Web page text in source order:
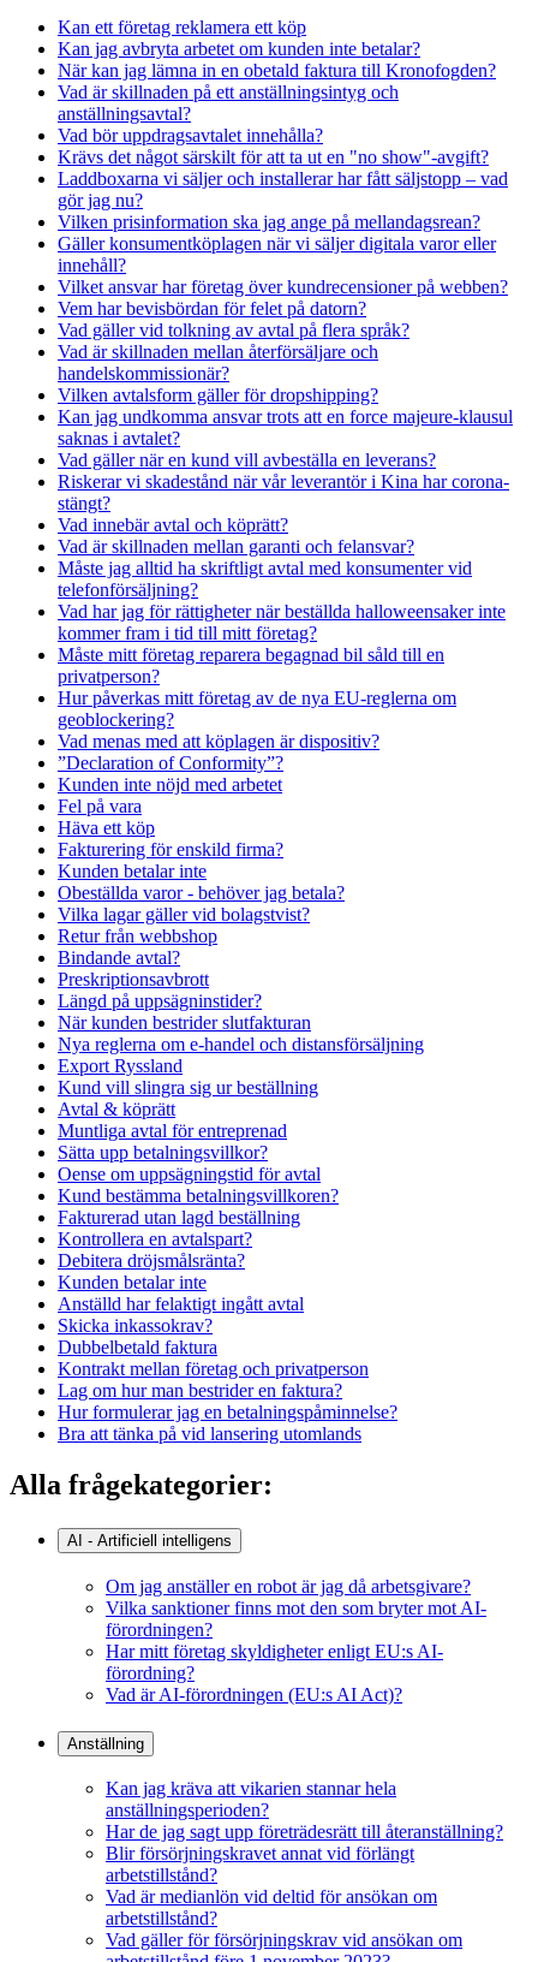
Kan ett företag reklamera ett köp
Kan jag avbryta arbetet om kunden inte betalar?
När kan jag lämna in en obetald faktura till Kronofogden?
Vad är skillnaden på ett anställningsintyg och
anställningsavtal?
Vad bör uppdragsavtalet innehålla?
Krävs det något särskilt för att ta ut en "no show"-avgift?
Laddboxarna vi säljer och installerar har fått säljstopp – vad
gör jag nu?
Vilken prisinformation ska jag ange på mellandagsrean?
Gäller konsumentköplagen när vi säljer digitala varor eller
innehåll?
Vilket ansvar har företag över kundrecensioner på webben?
Vem har bevisbördan för felet på datorn?
Vad gäller vid tolkning av avtal på flera språk?
Vad är skillnaden mellan återförsäljare och
handelskommissionär?
Vilken avtalsform gäller för dropshipping?
Kan jag undkomma ansvar trots att en force majeure-klausul
saknas i avtalet?
Vad gäller när en kund vill avbeställa en leverans?
Riskerar vi skadestånd när vår leverantör i Kina har corona-
stängt?
Vad innebär avtal och köprätt?
Vad är skillnaden mellan garanti och felansvar?
Måste jag alltid ha skriftligt avtal med konsumenter vid
telefonförsäljning?
Vad har jag för rättigheter när beställda halloweensaker inte
kommer fram i tid till mitt företag?
Måste mitt företag reparera begagnad bil såld till en
privatperson?
Hur påverkas mitt företag av de nya EU-reglerna om
geoblockering?
Vad menas med att köplagen är dispositiv?
”Declaration of Conformity”?
Kunden inte nöjd med arbetet
Fel på vara
Häva ett köp
Fakturering för enskild firma?
Kunden betalar inte
Obeställda varor - behöver jag betala?
Vilka lagar gäller vid bolagstvist?
Retur från webbshop
Bindande avtal?
Preskriptionsavbrott
Längd på uppsägninstider?
När kunden bestrider slutfakturan
Nya reglerna om e-handel och distansförsäljning
Export Ryssland
Kund vill slingra sig ur beställning
Avtal & köprätt
Muntliga avtal för entreprenad
Sätta upp betalningsvillkor?
Oense om uppsägningstid för avtal
Kund bestämma betalningsvillkoren?
Fakturerad utan lagd beställning
Kontrollera en avtalspart?
Debitera dröjsmålsränta?
Kunden betalar inte
Anställd har felaktigt ingått avtal
Skicka inkassokrav?
Dubbelbetald faktura
Kontrakt mellan företag och privatperson
Lag om hur man bestrider en faktura?
Hur formulerar jag en betalningspåminnelse?
Bra att tänka på vid lansering utomlands
Alla frågekategorier:
AI - Artificiell intelligens
Om jag anställer en robot är jag då arbetsgivare?
Vilka sanktioner finns mot den som bryter mot AI-
förordningen?
Har mitt företag skyldigheter enligt EU:s AI-
förordning?
Vad är AI-förordningen (EU:s AI Act)?
Anställning
Kan jag kräva att vikarien stannar hela
anställningsperioden?
Har de jag sagt upp företrädesrätt till återanställning?
Blir försörjningskravet annat vid förlängt
arbetstillstånd?
Vad är medianlön vid deltid för ansökan om
arbetstillstånd?
Vad gäller för försörjningskrav vid ansökan om